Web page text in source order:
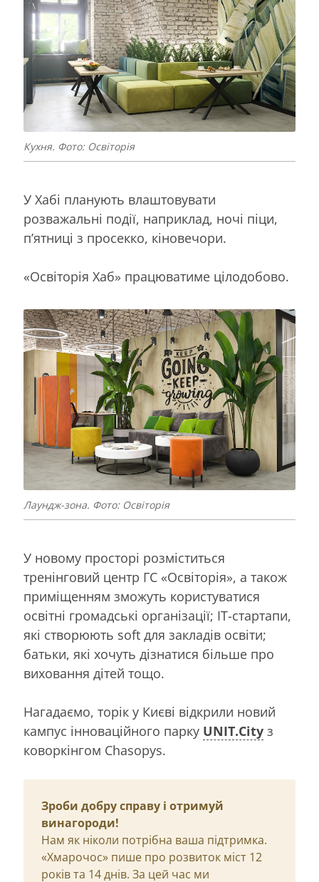
Кухня. Фото: Освіторія
У Хабі планують влаштовувати
розважальні події, наприклад, ночі піци,
п’ятниці з просекко, кіновечори.
«Освіторія Хаб» працюватиме цілодобово.
Лаундж-зона. Фото: Освіторія
У новому просторі розміститься
тренінговий центр ГС «Освіторія», а також
приміщенням зможуть користуватися
освітні громадські організації; IT-стартапи,
які створюють soft для закладів освіти;
батьки, які хочуть дізнатися більше про
виховання дітей тощо.
Нагадаємо, торік у Києві відкрили новий
кампус інноваційного парку UNIT.City з
коворкінгом Chasopys.
Зроби добру справу і отримуй
винагороди!
Нам як ніколи потрібна ваша підтримка.
«Хмарочос» пише про розвиток міст 12
років та 14 днів. За цей час ми